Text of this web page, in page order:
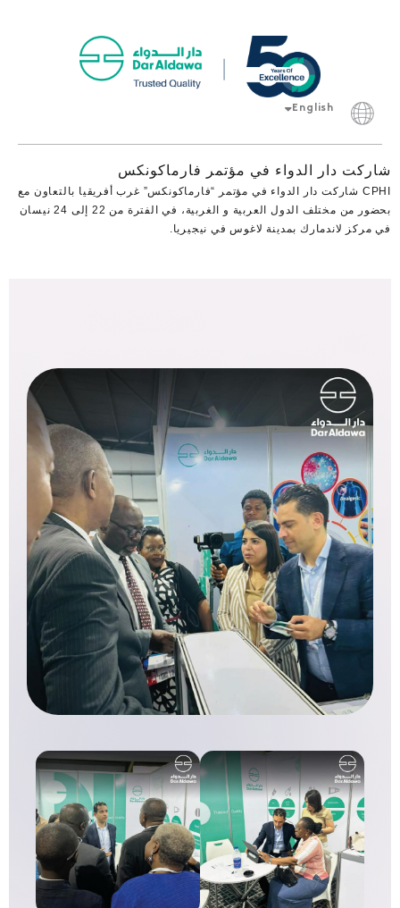
English
Français
شاركت دار الدواء في مؤتمر فارماكونكس
CPHI شاركت دار الدواء في مؤتمر “فارماكونكس” غرب أفريقيا بالتعاون مع
بحضور من مختلف الدول العربية و الغربية، في الفترة من 22 إلى 24 نيسان
في مركز لاندمارك بمدينة لاغوس في نيجيريا.